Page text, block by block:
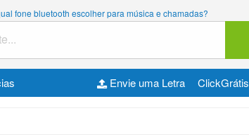
fone bluetooth escolher para música e chamadas?
ClickGrátis
Envie uma Letra